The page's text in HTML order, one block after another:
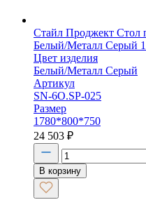
Стайл Проджект Стол
Белый/Металл Серый
Цвет изделия
Белый/Металл Серый
Артикул
SN-6O.SP-025
Размер
1780*800*750
24 503 ₽
В корзину